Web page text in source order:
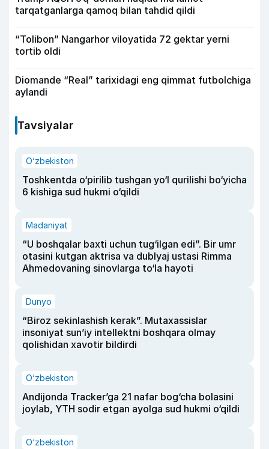
tarqatganlarga qamoq bilan tahdid qildi
“Tolibon” Nangarhor viloyatida 72 gektar yerni
tortib oldi
Diomande “Real” tarixidagi eng qimmat futbolchiga
aylandi
Tavsiyalar
O‘zbekiston
Toshkentda o‘pirilib tushgan yo‘l qurilishi bo‘yicha
6 kishiga sud hukmi o‘qildi
Madaniyat
“U boshqalar baxti uchun tug‘ilgan edi”. Bir umr
otasini kutgan aktrisa va dublyaj ustasi Rimma
Ahmedovaning sinovlarga to‘la hayoti
Dunyo
“Biroz sekinlashish kerak”. Mutaxassislar
insoniyat sun’iy intellektni boshqara olmay
qolishidan xavotir bildirdi
O‘zbekiston
Andijonda Tracker’ga 21 nafar bog‘cha bolasini
joylab, YTH sodir etgan ayolga sud hukmi o‘qildi
O‘zbekiston